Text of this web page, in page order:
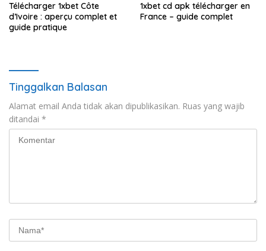
Télécharger 1xbet Côte
d’Ivoire : aperçu complet et
guide pratique
1xbet cd apk télécharger en
France – guide complet
Tinggalkan Balasan
Alamat email Anda tidak akan dipublikasikan. Ruas yang wajib
ditandai *